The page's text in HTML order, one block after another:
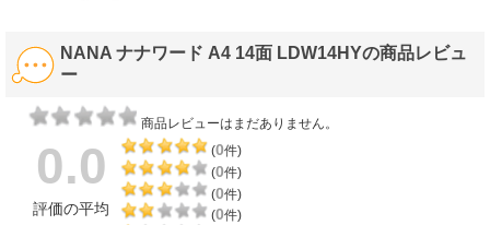
NANA ナナワード A4 14面 LDW14HYの商品レビュ
ー
商品レビューはまだありません。
0.0
評価の平均
(0件)
(0件)
(0件)
(0件)